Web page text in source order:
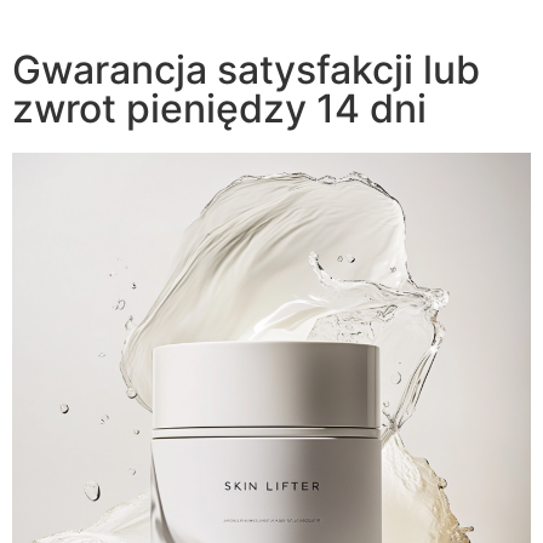
Gwarancja satysfakcji lub
zwrot pieniędzy 14 dni